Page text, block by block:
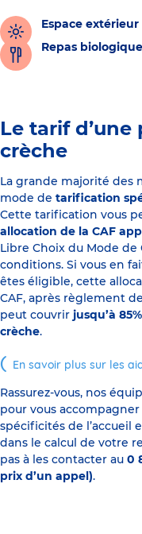
Espace extérieur
Repas biologique
Le tarif
crèche
La grande majorité des
mode de tarification
Cette tarification vous
allocation de la CAF
Libre Choix du Mode de
conditions. Si vous en
êtes éligible, cette
CAF, après règlement
peut couvrir jusqu’à
crèche.
En savoir plus sur les
Rassurez-vous, nos
pour vous
spécificités de l’accueil
dans le calcul de votre
pas à les contacter au 0
prix d’un appel).